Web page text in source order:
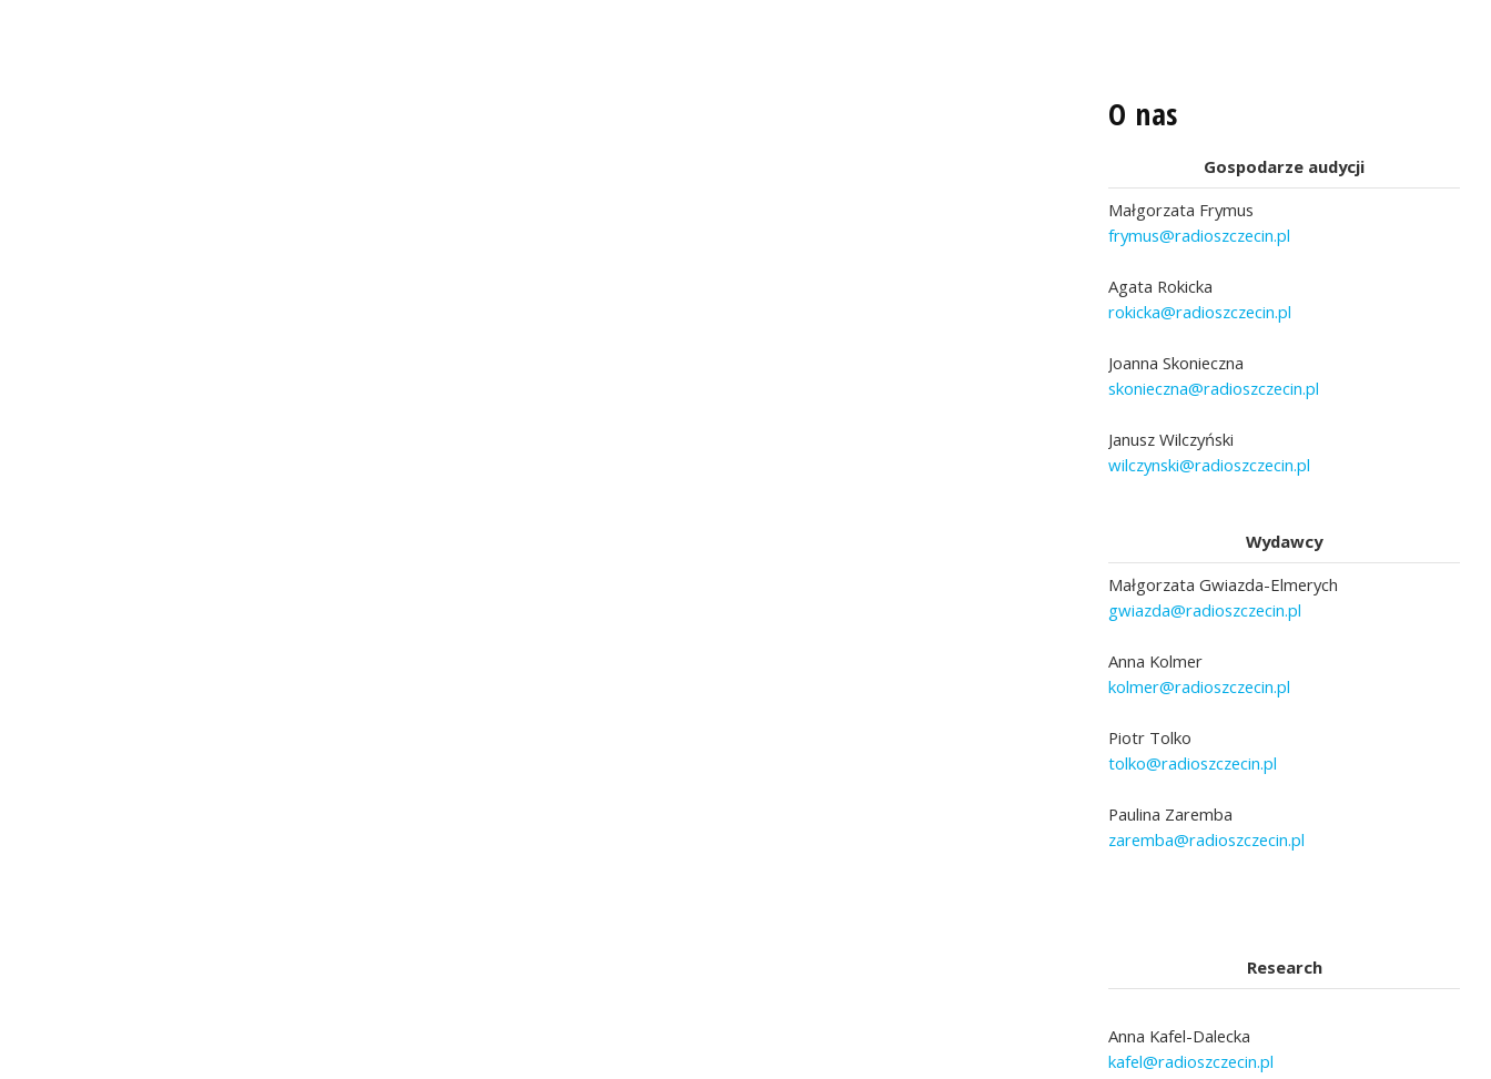
O nas
Gospodarze audycji
Małgorzata Frymus
frymus@radioszczecin.pl
Agata Rokicka
rokicka@radioszczecin.pl
Joanna Skonieczna
skonieczna@radioszczecin.pl
Janusz Wilczyński
wilczynski@radioszczecin.pl
Wydawcy
Małgorzata Gwiazda-Elmerych
gwiazda@radioszczecin.pl
Anna Kolmer
kolmer@radioszczecin.pl
Piotr Tolko
tolko@radioszczecin.pl
Paulina Zaremba
zaremba@radioszczecin.pl
Research
Anna Kafel-Dalecka
kafel@radioszczecin.pl